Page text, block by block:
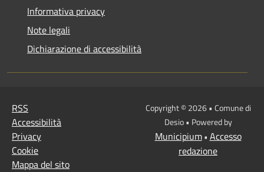
Informativa privacy
Note legali
Dichiarazione di accessibilità
RSS
Accessibilità
Privacy
Cookie
Mappa del sito
Copyright © 2026 • Comune di
Desio • Powered by
Municipium• Accesso
redazione